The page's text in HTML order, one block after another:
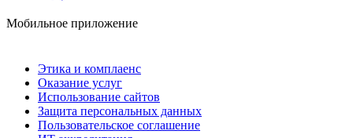
Мобильное приложение
Этика и комплаенс
Оказание услуг
Использование сайтов
Защита персональных данных
Пользовательское соглашение